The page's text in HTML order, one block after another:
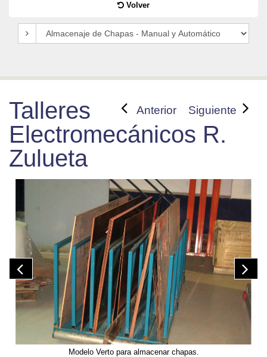
Volver
Anterior Siguiente
Talleres
Electromecánicos R.
Zulueta
Modelo Verto para almacenar chapas.